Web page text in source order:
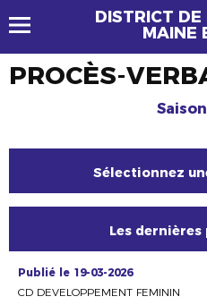
DISTRICT
MAINE
PROCÈS-
Sélectionnez
Les
Publié le 19-03-2026
CD DEVELOPPEMENT FEMININ